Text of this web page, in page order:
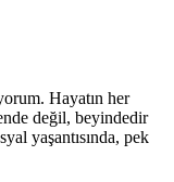
Hayatın her
değil, beyindedir
yaşantısında, pek